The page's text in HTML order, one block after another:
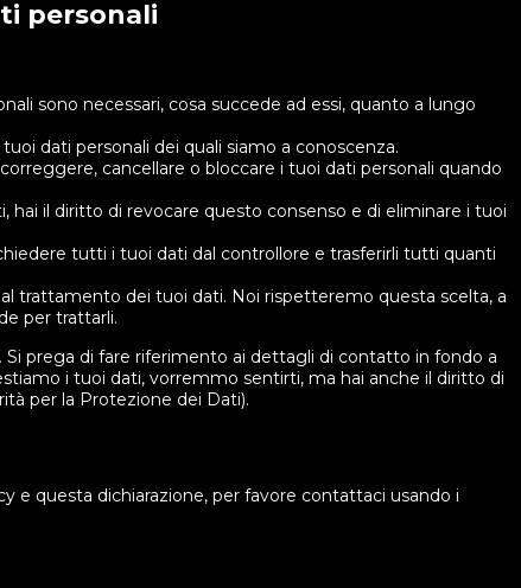
personali
sono necessari, cosa succede ad essi, quanto a lungo
dati personali dei quali siamo a conoscenza.
cancellare o bloccare i tuoi dati personali quando
hai il diritto di revocare questo consenso e di eliminare i tuoi
tutti i tuoi dati dal controllore e trasferirli tutti quanti
trattamento dei tuoi dati. Noi rispetteremo questa scelta, a
per trattarli.
prega di fare riferimento ai dettagli di contatto in fondo a
i tuoi dati, vorremmo sentirti, ma hai anche il diritto di
per la Protezione dei Dati).
e questa dichiarazione, per favore contattaci usando i